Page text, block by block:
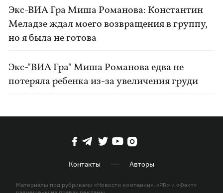
Экс-ВИА Гра Миша Романова: Константин
Меладзе ждал моего возвращения в группу,
но я была не готова
Экс-"ВИА Гра" Миша Романова едва не
потеряла ребенка из-за увеличения груди
Контакты Авторы
Материалы под рубриками «Новости компании», «PR» и «Факт»